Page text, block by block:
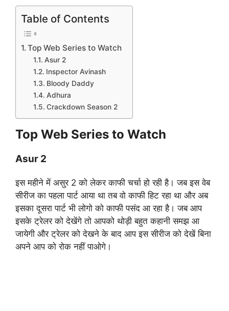
Table of Contents
Top Web Series to Watch
Asur 2
Inspector Avinash
Bloody Daddy
Adhura
Crackdown Season 2
Top Web Series to Watch
Asur 2
इस महीने में असुर 2 को लेकर काफी चर्चा हो रही है। जब इस वेब
सीरीज का पहला पार्ट आया था तब वो काफी हिट रहा था और अब
इसका दूसरा पार्ट भी लोगो को काफी पसंद आ रहा है। जब आप
इसके ट्रेलर को देखेंगे तो आपको थोड़ी बहुत कहानी समझ आ
जायेगी और ट्रेलर को देखने के बाद आप इस सीरीज को देखें बिना
अपने आप को रोक नहीं पाओगे।